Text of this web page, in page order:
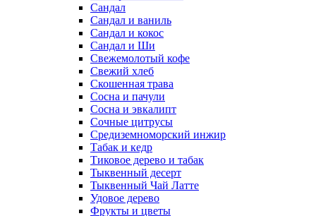
Сандал
Сандал и ваниль
Сандал и кокос
Сандал и Ши
Свежемолотый кофе
Свежий хлеб
Скошенная трава
Сосна и пачули
Сосна и эвкалипт
Сочные цитрусы
Средиземноморский инжир
Табак и кедр
Тиковое дерево и табак
Тыквенный десерт
Тыквенный Чай Латте
Удовое дерево
Фрукты и цветы